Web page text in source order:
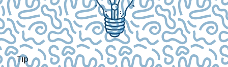
Tip